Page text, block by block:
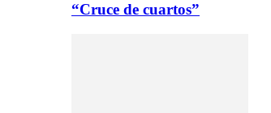
“Cruce de cuartos”